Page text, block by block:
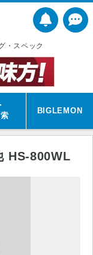
・スペック
BIGLEMON
HS-800WL